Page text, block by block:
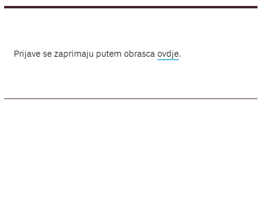
Prijave se zaprimaju putem obrascaovdje.